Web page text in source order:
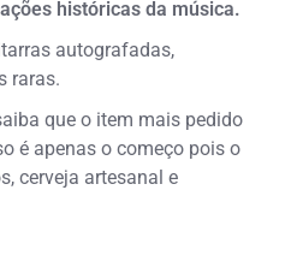
históricas da música.
autografadas,
raras.
que o item mais pedido
é apenas o começo pois o
cerveja artesanal e